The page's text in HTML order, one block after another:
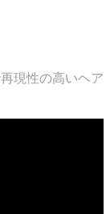
現性の高いヘア